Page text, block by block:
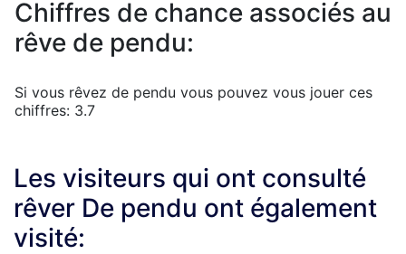
Chiffres de chance associés au
rêve de pendu:
Si vous rêvez de pendu vous pouvez vous jouer ces
chiffres: 3.7
Les visiteurs qui ont consulté
rêver De pendu ont également
visité: